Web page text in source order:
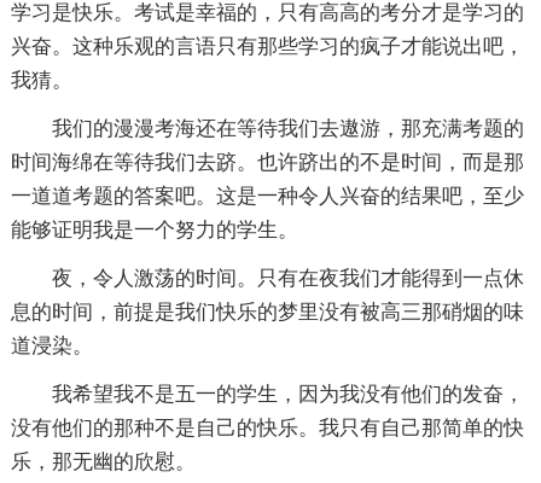
学习是快乐。考试是幸福的，只有高高的考分才是学习的
兴奋。这种乐观的言语只有那些学习的疯子才能说出吧，
我猜。
我们的漫漫考海还在等待我们去遨游，那充满考题的
时间海绵在等待我们去跻。也许跻出的不是时间，而是那
一道道考题的答案吧。这是一种令人兴奋的结果吧，至少
能够证明我是一个努力的学生。
夜，令人激荡的时间。只有在夜我们才能得到一点休
息的时间，前提是我们快乐的梦里没有被高三那硝烟的味
道浸染。
我希望我不是五一的学生，因为我没有他们的发奋，
没有他们的那种不是自己的快乐。我只有自己那简单的快
乐，那无幽的欣慰。